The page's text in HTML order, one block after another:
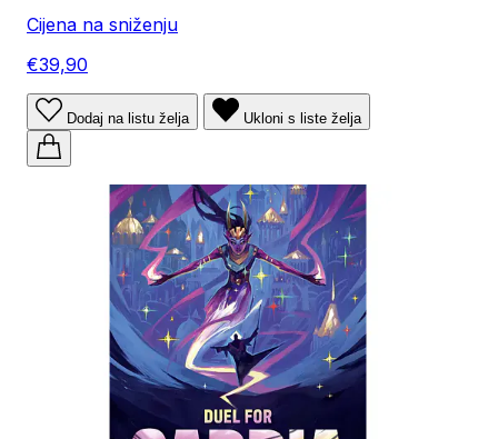
Cijena na sniženju
€39,90
Dodaj na listu želja Ukloni s liste želja